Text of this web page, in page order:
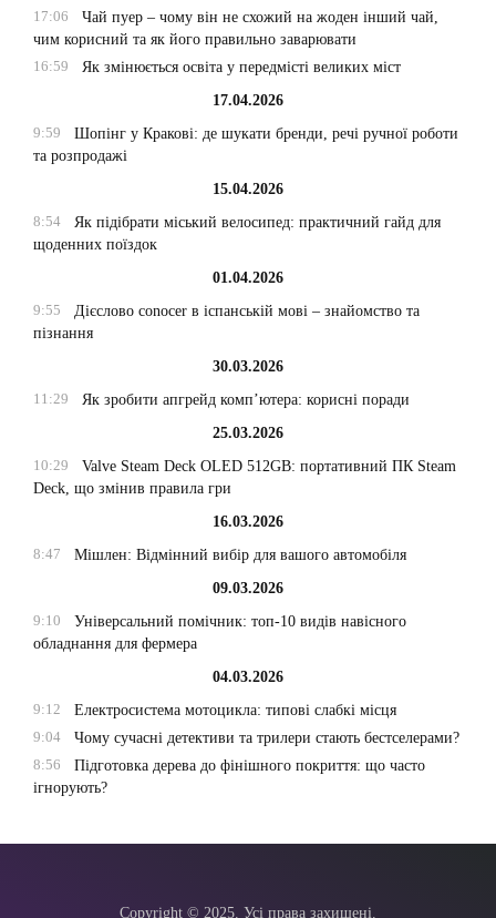
17:06
Чай пуер – чому він не схожий на жоден інший чай,
чим корисний та як його правильно заварювати
16:59
Як змінюється освіта у передмісті великих міст
17.04.2026
9:59
Шопінг у Кракові: де шукати бренди, речі ручної роботи
та розпродажі
15.04.2026
8:54
Як підібрати міський велосипед: практичний гайд для
щоденних поїздок
01.04.2026
9:55
Дієслово conocer в іспанській мові – знайомство та
пізнання
30.03.2026
11:29
Як зробити апгрейд комп’ютера: корисні поради
25.03.2026
10:29
Valve Steam Deck OLED 512GB: портативний ПК Steam
Deck, що змінив правила гри
16.03.2026
8:47
Мішлен: Відмінний вибір для вашого автомобіля
09.03.2026
9:10
Універсальний помічник: топ-10 видів навісного
обладнання для фермера
04.03.2026
9:12
Електросистема мотоцикла: типові слабкі місця
9:04
Чому сучасні детективи та трилери стають бестселерами?
8:56
Підготовка дерева до фінішного покриття: що часто
ігнорують?
Copyright © 2025. Усі права захищені.